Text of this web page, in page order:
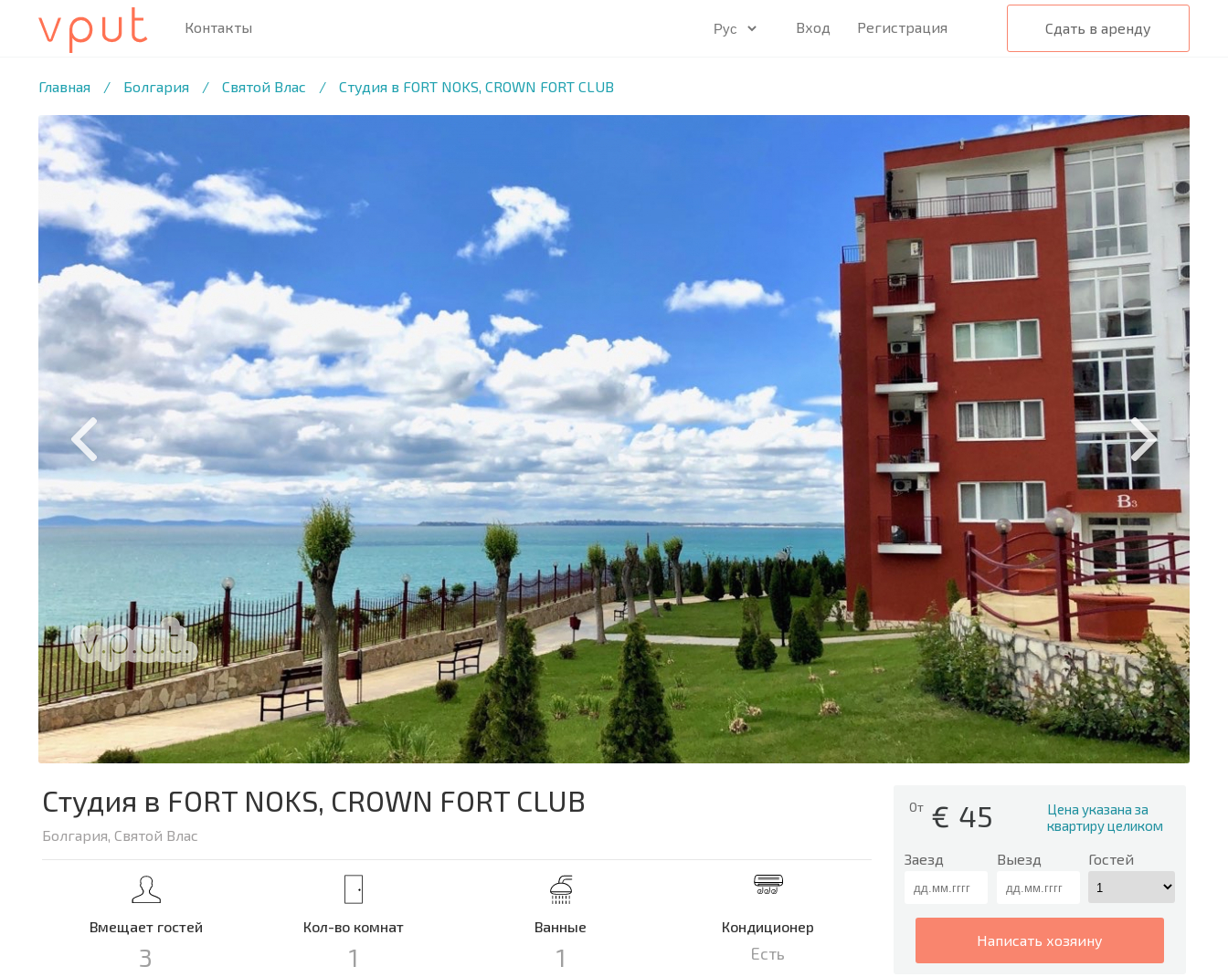
Сдать в аренду
Вход Регистрация
Контакты
Главная / Болгария / Святой Влас / Студия в FORT NOKS, CROWN FORT CLUB
1 /22 ФОТО
От € 45
Цена указана за
квартиру целиком
Заезд Выезд Гостей
написать хозяину
Студия в FORT NOKS, CROWN FORT CLUB
Болгария, Святой Влас
Вмещает гостей
3
Кол-во комнат
1
Ванные
1
Кондиционер
Есть